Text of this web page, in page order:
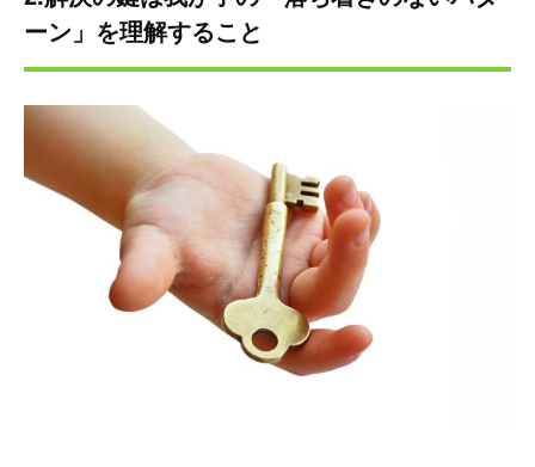
ーン」を理解すること